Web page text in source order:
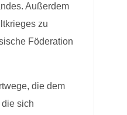
Außerdem
zu
Föderation
die dem
sich